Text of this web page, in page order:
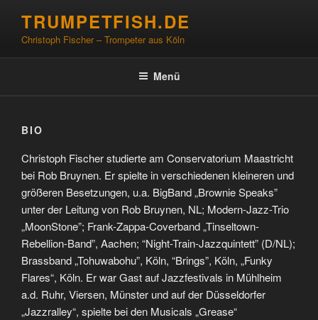
springen
TRUMPETFISH.DE
Christoph Fischer – Trompeter aus Köln
Menü
BIO
Christoph Fischer studierte am Conservatorium Maastricht
bei Rob Bruynen. Er spielte in verschiedenen kleineren und
größeren Besetzungen, u.a. BigBand „Brownie Speaks”
unter der Leitung von Rob Bruynen, NL; Modern-Jazz-Trio
„MoonStone”; Frank-Zappa-Coverband „Tinseltown-
Rebellion-Band”, Aachen; “Night-Train-Jazzquintett” (D/NL);
Brassband „Tohuwabohu”, Köln, “Brings”, Köln, „Funky
Flares“, Köln. Er war Gast auf Jazzfestivals in Mühlheim
a.d. Ruhr, Viersen, Münster und auf der Düsseldorfer
„Jazzralley“, spielte bei den Musicals „Grease“